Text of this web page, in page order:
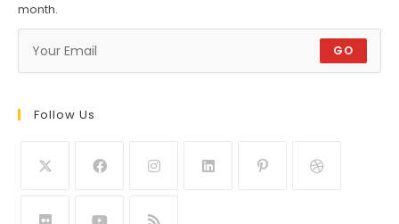
month.
GO
Follow Us